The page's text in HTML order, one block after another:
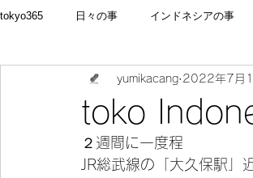
tokyo365 日々の事 インドネシアの事
食いしん坊 blog お料理・
今宵の一冊
toko
yumikacang 2022年7月
２週間に一度程
JR総武線の「大久保駅」